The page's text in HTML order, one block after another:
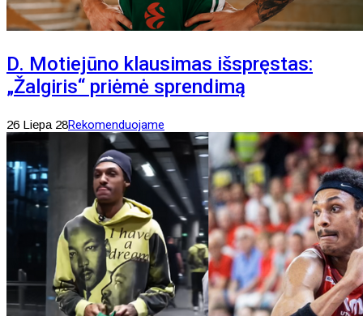
D. Motiejūno klausimas išspręstas:
„Žalgiris“ priėmė sprendimą
26 Liepa 28Rekomenduojame